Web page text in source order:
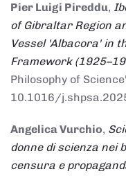
Pier Luigi Pireddu,
of Gibraltar Region
Vessel 'Albacora' in
Framework
Philosophy of
10.1016/
Angelica Vurchio,
donne di scienza nei
censura e